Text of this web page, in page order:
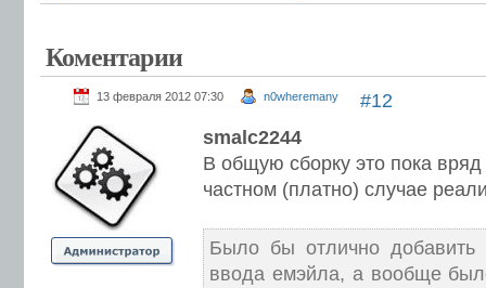
Коментарии
#12
13 февраля 2012 07:30 n0wheremany
smalc2244
В общую сборку это пока
частном (платно) случае
Было бы отлично
ввода емэйла, а вообще